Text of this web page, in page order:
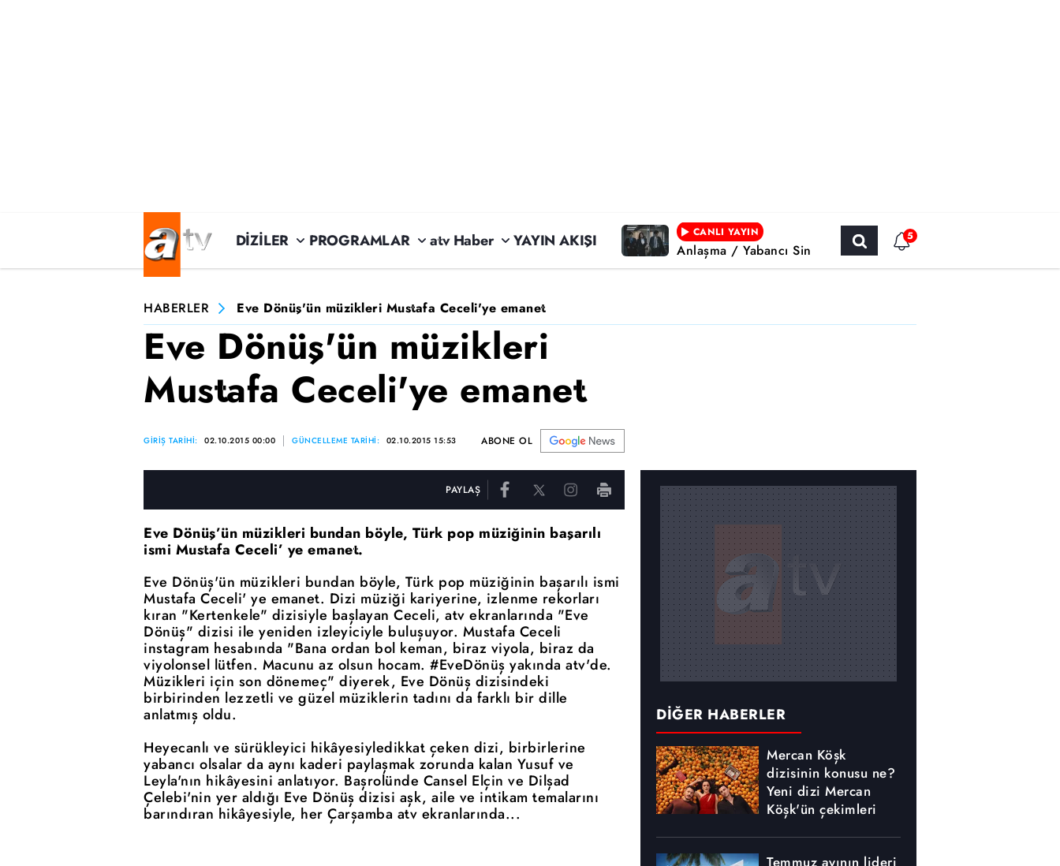
DİZİLER PROGRAMLAR atv Haber YAYIN AKIŞI CANLI YAYIN
Anlaşma / Yabancı Sinema
5
HABERLER Eve Dönüş'ün müzikleri Mustafa Ceceli'ye emanet
Eve Dönüş'ün müzikleri
Mustafa Ceceli'ye emanet
GİRİŞ TARİHİ: 02.10.2015 00:00 GÜNCELLEME TARİHİ: 02.10.2015 15:53 ABONE OL
PAYLAŞ
Eve Dönüş’ün müzikleri bundan böyle, Türk pop müziğinin başarılı
ismi Mustafa Ceceli’ ye emanet.
Eve Dönüş'ün müzikleri bundan böyle, Türk pop müziğinin başarılı ismi
Mustafa Ceceli' ye emanet. Dizi müziği kariyerine, izlenme rekorları
kıran "Kertenkele" dizisiyle başlayan Ceceli, atv ekranlarında "Eve
Dönüş" dizisi ile yeniden izleyiciyle buluşuyor. Mustafa Ceceli
instagram hesabında "Bana ordan bol keman, biraz viyola, biraz da
viyolonsel lütfen. Macunu az olsun hocam. #EveDönüş yakında atv'de.
Müzikleri için son dönemeç" diyerek, Eve Dönüş dizisindeki
birbirinden lezzetli ve güzel müziklerin tadını da farklı bir dille
anlatmış oldu.
Heyecanlı ve sürükleyici hikâyesiyledikkat çeken dizi, birbirlerine
yabancı olsalar da aynı kaderi paylaşmak zorunda kalan Yusuf ve
Leyla'nın hikâyesini anlatıyor. Başrolünde Cansel Elçin ve Dilşad
Çelebi'nin yer aldığı Eve Dönüş dizisi aşk, aile ve intikam temalarını
barındıran hikâyesiyle, her Çarşamba atv ekranlarında...
DİĞER HABERLER
Mercan Köşk
dizisinin konusu ne?
Yeni dizi Mercan
Köşk'ün çekimleri
Temmuz ayının lideri